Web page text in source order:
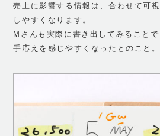
売上に影響する情報は、合わせて可
しやすくなります。
Mさんも実際に書き出してみること
手応えを感じやすくなったとのこと。